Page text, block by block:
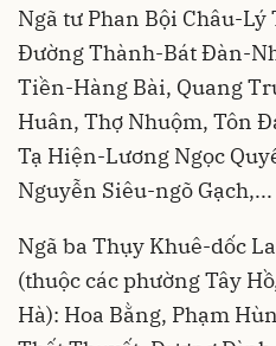
Ngã tư Phan Bội Châu-
Đường Thành-Bát Đàn-
Tiền-Hàng Bài, Quang
Huân, Thợ Nhuộm, Tôn
Tạ Hiện-Lương Ngọc
Nguyễn Siêu-ngõ
Ngã ba Thụy Khuê-dốc
(thuộc các phường Tây
Hà): Hoa Bằng, Phạm